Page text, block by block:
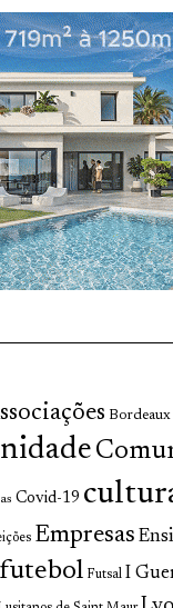
Bordeaux
Covid-19
Empresas
futebol Futsal I